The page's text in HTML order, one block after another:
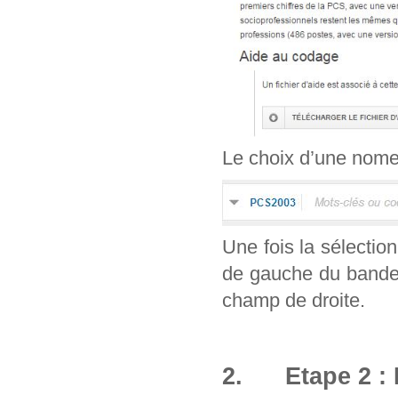
Le choix d’une
Une fois la
de gauche du
champ de droite.
2. Etape 2 :